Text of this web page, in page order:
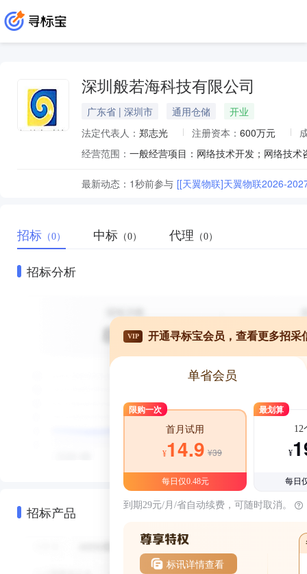
深圳般若海科技有限公司
广东省 | 深圳市 通用仓储
开业
法定代表人： 郑志光 注册资本： 600万元
经营范围：
最新动态： 1秒前参与 [[天翼物联]天翼物联2026-
招标 （0） 中标 （0） 代理 （0）
招标分析
招标产品
VIP 开通寻标宝会员，查看更多招采
单省会员
限购一次
首月试用
¥14.9 ¥39
每日仅0.48元
最划算
12
¥
每日
到期29元/月/省自动续费，可随时取消。
标讯详情查看